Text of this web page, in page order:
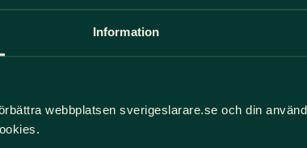
Information
webbplatsen sverigeslarare.se och din